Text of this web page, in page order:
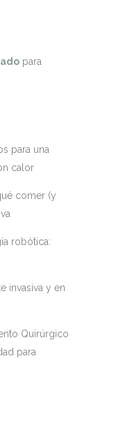
para
para una
calor
comer (y
robótica:
invasiva y en
Quirúrgico
para